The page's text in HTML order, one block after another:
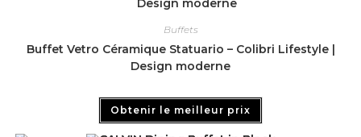
Buffets
Buffet Vetro Céramique Statuario – Colibri Lifestyle |
Design moderne
Obtenir le meilleur prix